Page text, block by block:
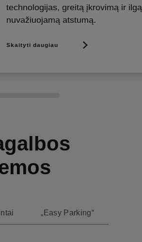
technologijas, greitą įkrovimą ir ilgą
nuvažiuojamą atstumą.
Skaityti daugiau
„Easy Parking“